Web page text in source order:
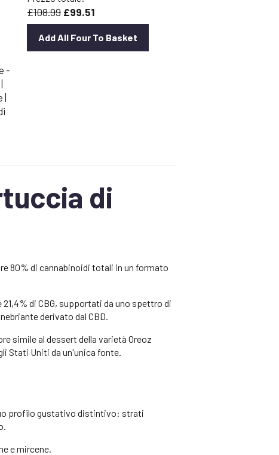
-
|
£108.99 £99.51
Add All Four To Basket
di
80% di cannabinoidi totali in un formato
di CBG, supportati da uno spettro di
derivato dal CBD.
simile al dessert della varietà Oreoz
Stati Uniti da un'unica fonte.
profilo gustativo distintivo: strati
e mircene.